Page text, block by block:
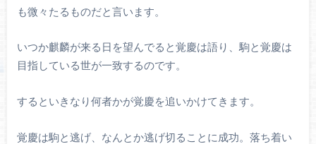
も微々たるものだと言います。
いつか麒麟が来る日を望んでると覚慶は語り、駒と覚慶は
目指している世が一致するのです。
するといきなり何者かが覚慶を追いかけてきます。
覚慶は駒と逃げ、なんとか逃げ切ることに成功。落ち着い